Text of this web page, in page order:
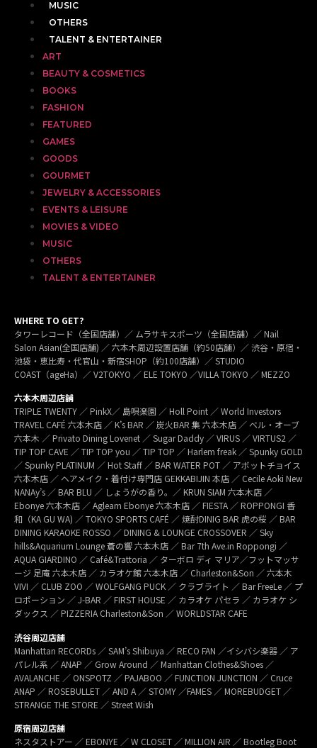
MUSIC
OTHERS
TALENT & ENTERTAINER
ART
BEAUTY & COSMETICS
BOOKS
FASHION
FEATURED
GAMES
GOODS
GOURMET
JEWELRY & ACCESSORIES
EVENTS & LEISURE
MOVIES & VIDEO
MUSIC
OTHERS
TALENT & ENTERTAINER
WHERE TO GET?
タワーレコード（全国店舗）／ ムラサキスポーツ（全国店舗）／ Nail
Salon Asian(全国店舗) ／ 六本木周辺設置店舗（約50店舗）／ 渋谷・原宿・
池袋・恵比寿・代官山・新宿SHOP（約100店舗）／ STUDIO
COAST（ageHa）／ V2TOKYO ／ ELE TOKYO ／VILLA TOKYO ／ MEZZO
六本木周辺店舗
TRIPLE TWENTY ／ PinkX／ 島唄楽園 ／ Holl Point ／ World Investors
TRAVEL CAFÉ 六本木店 ／ K’s BAR ／ 炭火BAR 集 六本木店 ／ ベル・オーブ
六本木 ／ Privato Dining Lovenet ／ Sugar Daddy ／ VIRUS ／ VIRTUS2 ／
TIP TOP CAVE ／ TIP TOP you ／ TIP TOP ／ Harlem freak ／ Spunky GOLD
／ Spunky PLATINUM ／ Hot Staff ／ BAR WATER POT ／ アボットチョイス
六本木店 ／ ヘアメイク・着付け専門店 GEKKABIJIN 本店 ／ Cecile Aoki New
NANAy’s ／ BAR BLU ／ しょうがの香り。／ KRUN SIAM 六本木店 ／
Ebonye 六本木店 ／ Agleam Ebonye 六本木店 ／ FIESTA ／ ROPPONGI 香
和（KA GU WA) ／ TOKYO SPORTS CAFÉ ／ 焼酎DINIG BAR 虎の桜 ／ BAR
DINING KARAOKE ROSSO ／ DINING & LOUNGE CROSSOVER ／ Sky
hills&Aquarium Lounge 蒼の響 六本木店 ／ Bar 7th Ave.in Roppongi ／
AQUA GIARDINO ／ Café&Trattoria ／ ターボロ ディ マリア／フットマッサ
ージ 足庵 六本木店 ／ カラオケ館 六本木店 ／ Charleston&Son ／ 六本木
VIVI ／ CLUB ZOO ／ WOLFGANG PUCK ／ クラブライト ／ Bar FreeLe ／ プ
ロポーション ／ J-BAR ／ FIRST HOUSE ／ カラオケ パセラ ／ カラオケ シ
ダックス ／ PIZZERIA Charleston&Son ／ WORLDSTAR CAFE
渋谷周辺店舗
Manhattan RECORDs ／ SAM’s Shibuya ／ RECO FAN ／イシバシ楽器 ／ ア
パレル系 ／ ANAP ／ Grow Around ／ Manhattan Clothes&Shoes ／
AVALANCHE ／ ONSPOTZ ／ PAJABOO ／ FUNCTION JUNCTION ／ Cruce
ANAP ／ ROSEBULLET ／ AND A ／ STOMY ／FAMES ／ MOREBUDGET ／
STRANGE THE STORE ／ Street Wish
原宿周辺店舗
ネスタストアー ／ EBONYE ／ W CLOSET ／ MILLION AIR ／ Bootleg Boot